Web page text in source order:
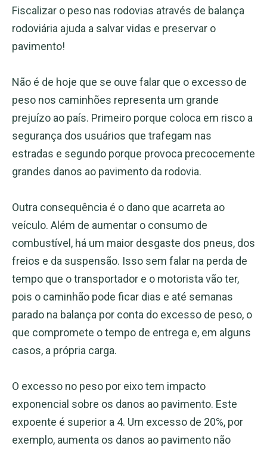
Fiscalizar o peso nas rodovias através de balança
rodoviária ajuda a salvar vidas e preservar o
pavimento!
Não é de hoje que se ouve falar que o excesso de
peso nos caminhões representa um grande
prejuízo ao país. Primeiro porque coloca em risco a
segurança dos usuários que trafegam nas
estradas e segundo porque provoca precocemente
grandes danos ao pavimento da rodovia.
Outra consequência é o dano que acarreta ao
veículo. Além de aumentar o consumo de
combustível, há um maior desgaste dos pneus, dos
freios e da suspensão. Isso sem falar na perda de
tempo que o transportador e o motorista vão ter,
pois o caminhão pode ficar dias e até semanas
parado na balança por conta do excesso de peso, o
que compromete o tempo de entrega e, em alguns
casos, a própria carga.
O excesso no peso por eixo tem impacto
exponencial sobre os danos ao pavimento. Este
expoente é superior a 4. Um excesso de 20%, por
exemplo, aumenta os danos ao pavimento não